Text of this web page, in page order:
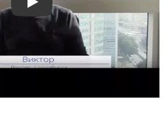
Видео о лечении